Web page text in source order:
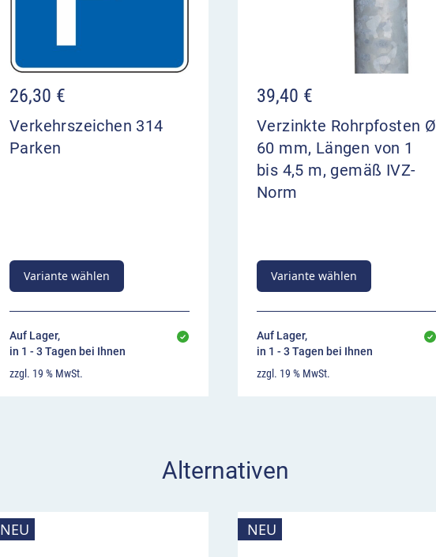
26,30 €
Verkehrszeichen 314
Parken
Variante wählen
Auf Lager,
in 1 - 3 Tagen bei Ihnen
zzgl. 19 % MwSt.
39,40 €
Verzinkte Rohrpfosten Ø
60 mm, Längen von 1
bis 4,5 m, gemäß IVZ-
Norm
Variante wählen
Auf Lager,
in 1 - 3 Tagen bei Ihnen
zzgl. 19 % MwSt.
Alternativen
NEU NEU